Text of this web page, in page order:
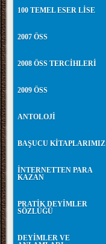
100 TEMEL ESER LİSE
2007 ÖSS
2008 ÖSS TERCİHLERİ
2009 ÖSS
ANTOLOJİ
BAŞUCU KİTAPLARIMIZ
İNTERNETTEN PARA
KAZAN
PRATİK DEYİMLER
SÖZLÜĞÜ
DEYİMLER VE